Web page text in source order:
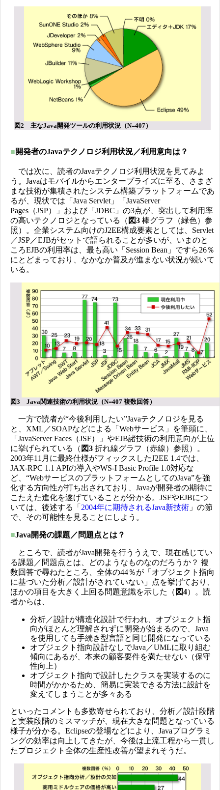
図2 主なJava開発ツールの利用状況（N=407）
■開発者のJavaテクノロジ利用状況／利用意向は？
では次に、読者のJavaテクノロジ利用状況を見てみよ
う。Javaはモバイルからエンタープライズに至る、さまざ
まな技術が集積されたシステム構築プラットフォームであ
るが、現状では「Java Servlet」「JavaServer
Pages（JSP）」および「JDBC」の3点が、突出して利用率
の高いテクノロジとなっている（ 図3 棒グラフ（緑色）参
照）。企業システム向けのJ2EE構成要素としては、Servlet
／JSP／EJBがセットで語られることが多いが、いまのと
ころEJBの利用率は、最も高い「Session Bean」ですら26％
にとどまっており、なかなか普及が進まない状況が続いて
いる。
図3 Java関連技術の利用状況（N=407 複数回答）
一方で読者が“今後利用したい”Javaテクノロジを見る
と、XML／SOAPなどによる「Webサービス」を筆頭に、
「JavaServer Faces（JSF）」やEJB諸技術の利用意向が上位
に挙げられている（ 図3 折れ線グラフ（赤線）参照）。
2003年11月に最終仕様がフィックスしたJ2EE 1.4では、
JAX-RPC 1.1 APIの導入やWS-I Basic Profile 1.0対応な
ど、“WebサービスのプラットフォームとしてのJava”を強
化する方向性が打ち出されており、Javaが開発者の期待に
こたえた進化を遂げていることが分かる。JSFやEJBにつ
いては、後述する「 2004年に期待されるJava新技術 」の節
で、その可能性を見ることにしよう。
■Java開発の課題／問題点とは？
ところで、読者がJava開発を行ううえで、現在感じてい
る課題／問題点とは、どのようなものなのだろうか？ 複
数回答で尋ねたところ、全体の44％が「オブジェクト指向
に基づいた分析／設計がされていない」点を挙げており、
ほかの項目を大きく上回る問題意識を示した（ 図4）。読
者からは、
分析／設計が構造化設計で行われ、オブジェクト指
向がほとんど理解されずに開発が始まるので、Java
を使用しても手続き型言語と同じ開発になっている
オブジェクト指向設計なしでJava／UMLに取り組む
傾向にあるが、本来の顧客要件を満たせない（保守
性向上）
オブジェクト指向で設計したクラスを実装するのに
時間がかかるため、簡易に実装できる方法に設計を
変えてしまうことが多々ある
といったコメントも多数寄せられており、分析／設計段階
と実装段階のミスマッチが、現在大きな問題となっている
様子が分かる。Eclipseの登場などにより、Javaプログラミ
ングの効率は向上してきたが、今後は上流工程から一貫し
たプロジェクト全体の生産性改善が望まれそうだ。